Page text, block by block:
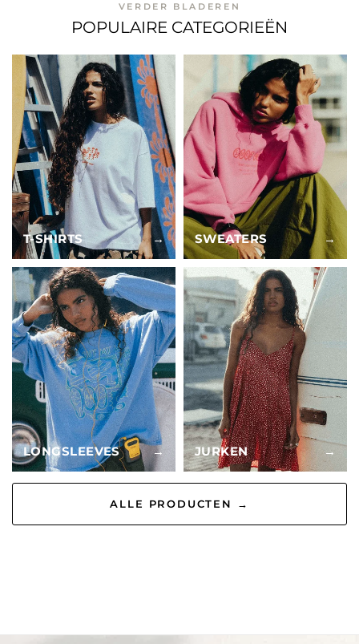
VERDER BLADEREN
POPULAIRE CATEGORIEËN
T-SHIRTS → SWEATERS →
LONGSLEEVES → JURKEN →
ALLE PRODUCTEN →